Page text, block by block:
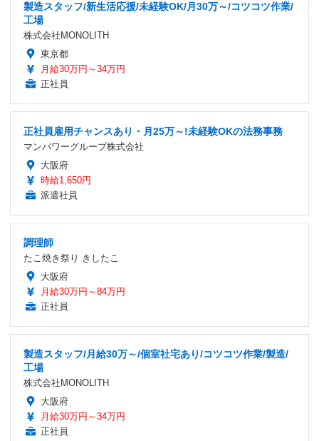
製造スタッフ/新生活応援/未経験OK/月30万～/コツコツ作業/
工場
株式会社MONOLITH
東京都
月給30万円～34万円
正社員
正社員雇用チャンスあり・月25万～!未経験OKの法務事務
マンパワーグループ株式会社
大阪府
時給1,650円
派遣社員
調理師
たこ焼き祭り きしたこ
大阪府
月給30万円～84万円
正社員
製造スタッフ/月給30万～/個室社宅あり/コツコツ作業/製造/
工場
株式会社MONOLITH
大阪府
月給30万円～34万円
正社員